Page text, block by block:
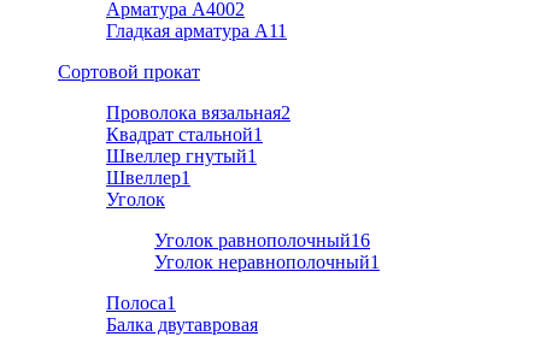
Арматура А4002
Гладкая арматура А11
Cортовой прокат
Проволока вязальная2
Квадрат стальной1
Швеллер гнутый1
Швеллер1
Уголок
Уголок равнополочный16
Уголок неравнополочный1
Полоса1
Балка двутавровая